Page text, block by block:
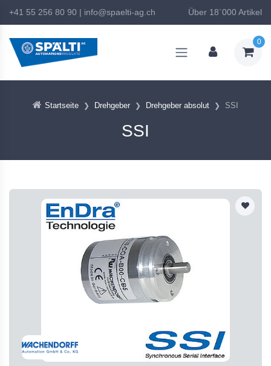
+41 55 256 80 90 | info@spaelti-ag.ch Über 18`000 Artikel
0
Startseite Drehgeber Drehgeber absolut SSI
SSI